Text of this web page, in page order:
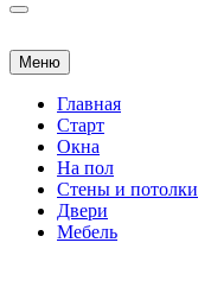
Меню
Главная
Старт
Окна
На пол
Стены и потолки
Двери
Мебель